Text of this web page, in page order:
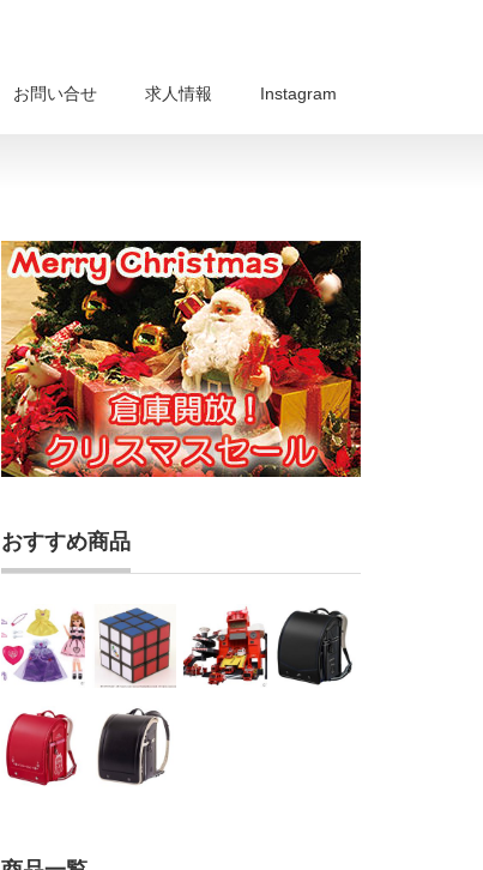
お問い合せ 求人情報 Instagram
おすすめ商品